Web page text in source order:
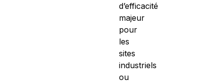
d’efficacité
majeur
pour
les
sites
industriels
ou